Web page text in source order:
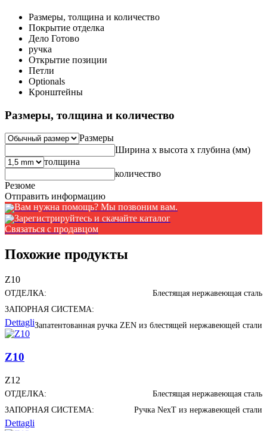
Размеры, толщина и количество
Покрытие отделка
Дело Готово
ручка
Открытие позиции
Петли
Optionals
Кронштейны
Размеры, толщина и количество
Размеры
Ширина x высота x глубина (мм)
толщина
количество
Резюме
Отправить информацию
Вам нужна помощь? Мы позвоним вам.
Зарегистрируйтесь и скачайте каталог
Связаться с продавцом
Похожие продукты
Z10
ОТДЕЛКА:
Блестящая нержавеющая сталь
ЗАПОРНАЯ СИСТЕМА:
Запатентованная ручка ZEN из блестящей нержавеющей стали
Dettagli
Z10
Z12
ОТДЕЛКА:
Блестящая нержавеющая сталь
ЗАПОРНАЯ СИСТЕМА:
Ручка NexT из нержавеющей стали
Dettagli